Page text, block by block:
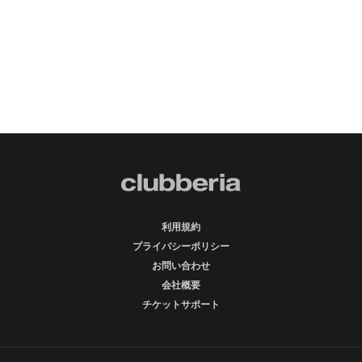
利用規約
プライバシーポリシー
お問い合わせ
会社概要
チケットサポート